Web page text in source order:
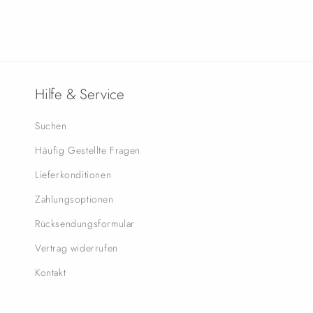
Hilfe & Service
Suchen
Häufig Gestellte Fragen
Lieferkonditionen
Zahlungsoptionen
Rücksendungsformular
Vertrag widerrufen
Kontakt